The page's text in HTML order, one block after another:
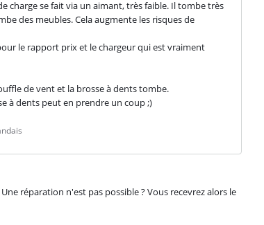
charge se fait via un aimant, très faible. Il tombe très
des meubles. Cela augmente les risques de
le rapport prix et le chargeur qui est vraiment
de vent et la brosse à dents tombe.
à dents peut en prendre un coup ;)
réparation n'est pas possible ? Vous recevrez alors le